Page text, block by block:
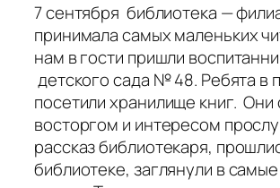
7 сентября библиотека —
принимала самых маленьких
нам в гости пришли
детского сада № 48. Ребята в
посетили хранилище книг. Они
восторгом и интересом
рассказ библиотекаря,
библиотеке, заглянули в